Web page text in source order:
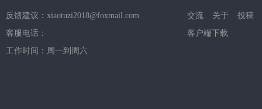
反馈建议：xiaotuzi2018@foxmail.com
客服电话：
工作时间：周一到周六
交流 关于
投稿
客户端下载